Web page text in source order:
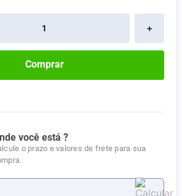
＋
Comprar
você está ?
o prazo e valores de frete para sua